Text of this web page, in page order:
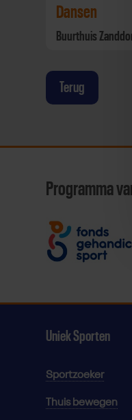
Dansen
Buurthuis
Terug
Programma
Uniek Sporten
Sportzoeker
Thuis bewegen